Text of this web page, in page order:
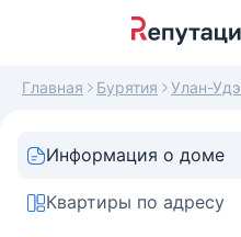
Главная Бурятия Улан-Удэ
Информация о доме
Квартиры по адресу